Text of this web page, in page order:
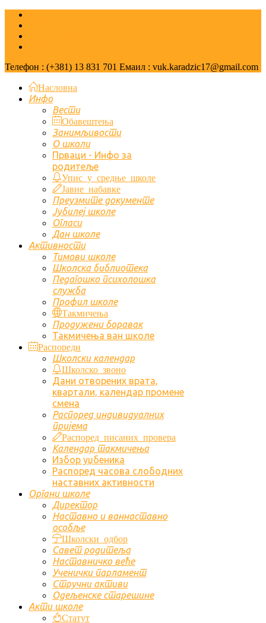
Телефон : (+381) 13 831 701 Емаил : vuk.karadzic17@gmail.com
Насловна
Инфо
Вести
Обавештења
Занимљивости
О школи
Првaци - Инфо за
родитеље
Упис у средње школе
Јавне набавке
Преузмите документе
Јубилеј школе
Огласи
Дан школе
Активности
Тимови школе
Школска библиотека
Педагошко психолошка
служба
Профил школе
Такмичења
Продужени боравак
Такмичења ван школе
Распореди
Школски календар
Школско звоно
Дани отворених врата,
квартали, календар промене
смена
Распоред индивидуалних
пријема
Распоред писаних провера
Календар такмичења
Избор уџбеника
Распоред часова слободних
наставних активности
Органи школе
Директор
Наставно и ваннаставно
особље
Школски одбор
Савет родитеља
Наставничко веће
Ученички парламент
Стручни активи
Одељенске старешине
Акти школе
Статут